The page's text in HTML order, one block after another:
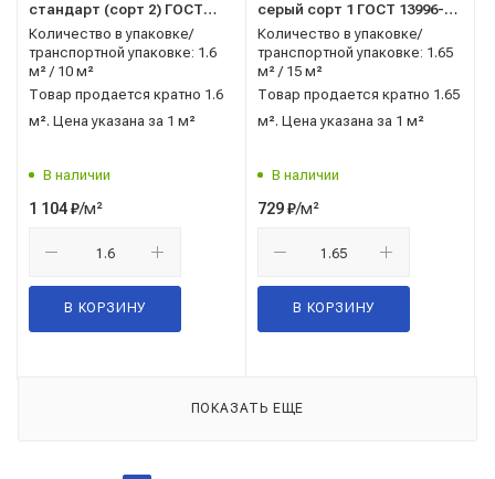
стандарт (сорт 2) ГОСТ
13996-2019 AXIMA (Россия)
Количество в упаковке/
транспортной упаковке: 1.6
м² / 10 м²
Товар продается кратно 1.6
м². Цена указана за 1 м²
В наличии
1 104₽/м²
В КОРЗИНУ
серый сорт 1 ГОСТ 13996-
2019 Керамин (Беларусь)
Количество в упаковке/
транспортной упаковке: 1.65
м² / 15 м²
Товар продается кратно 1.65
м². Цена указана за 1 м²
В наличии
729₽/м²
В КОРЗИНУ
ПОКАЗАТЬ ЕЩЕ